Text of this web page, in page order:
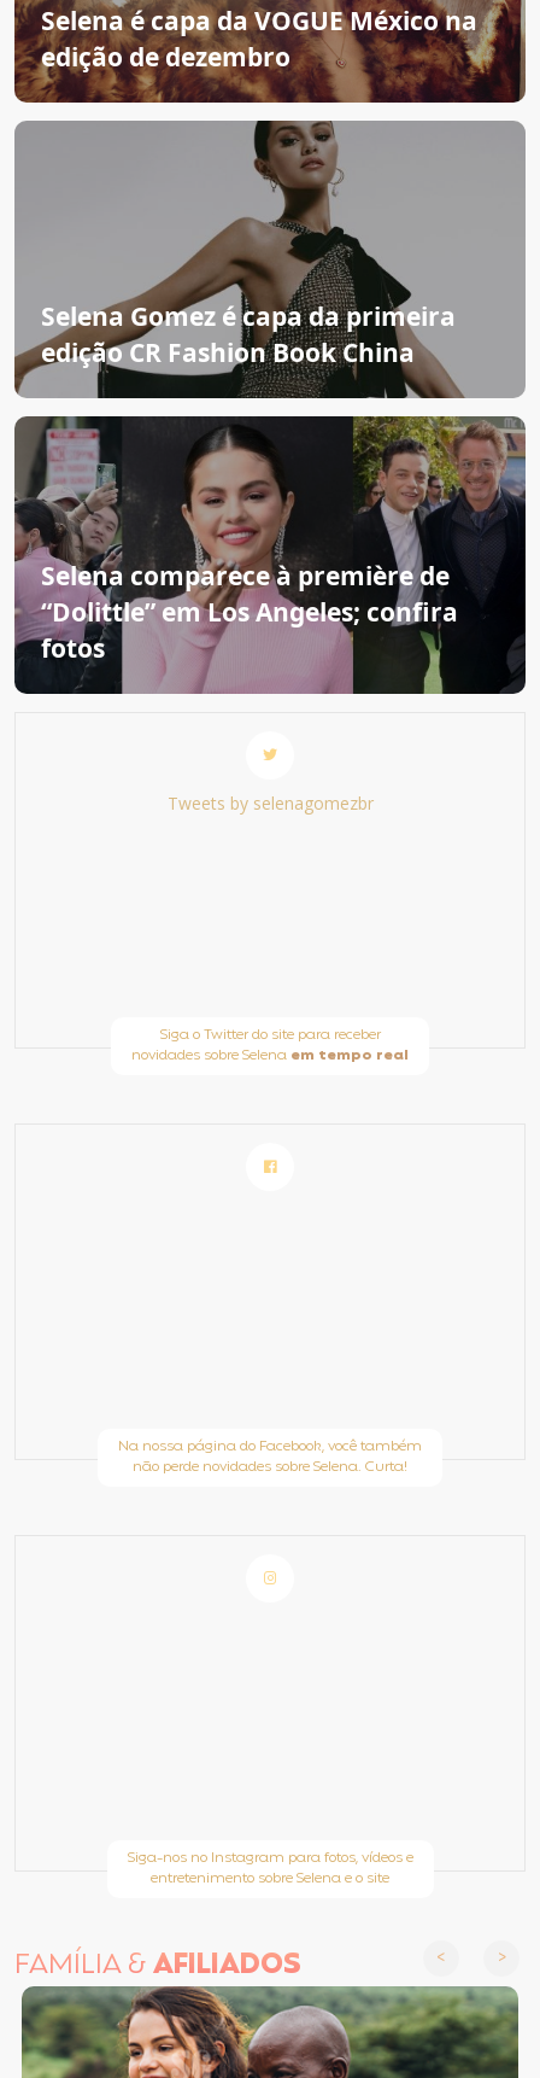
Selena é capa da VOGUE México na
edição de dezembro
Selena Gomez é capa da primeira
edição CR Fashion Book China
Selena comparece à première de
“Dolittle” em Los Angeles; confira
fotos
Tweets by selenagomezbr
Siga o Twitter do site para receber
novidades sobre Selena em tempo real
Na nossa página do Facebook, você também
não perde novidades sobre Selena. Curta!
Siga-nos no Instagram para fotos, vídeos e
entretenimento sobre Selena e o site
FAMÍLIA &AFILIADOS